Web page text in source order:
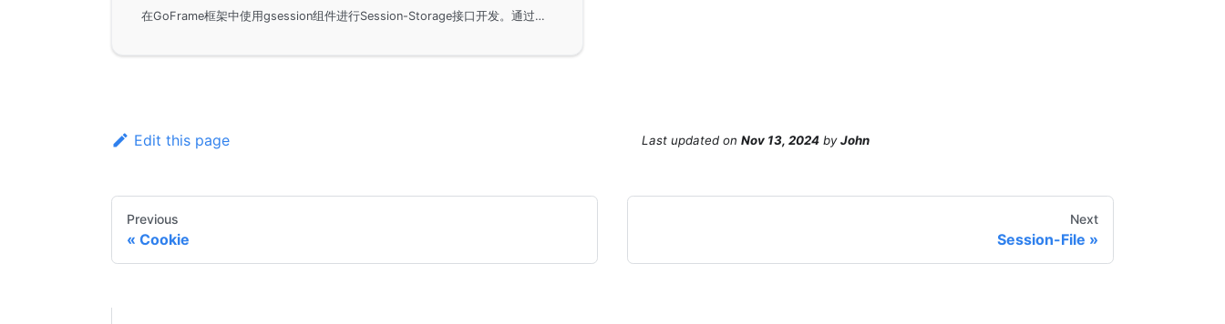
在GoFrame框架中使用gsession组件进行Session-Storage接口开发。通过组件内置的Storage实现，可以满足大部分业务场景的需求。开发者还可以根据特定情况，自定义Session存储。文中详细描述了Storage接口的定义及调用时机，为提高Session性能，建议使用gmap容器类型。本指南将帮助开发者更好地实现和优化存储接口。
Edit this page Last updated on Nov 13, 2024 byJohn
Previous
Cookie
Next
Session-File